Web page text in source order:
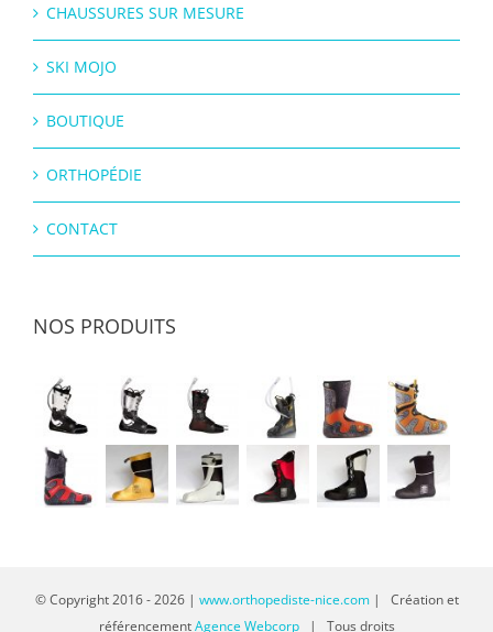
CHAUSSURES SUR MESURE
SKI MOJO
BOUTIQUE
ORTHOPÉDIE
CONTACT
NOS PRODUITS
© Copyright 2016 -2026 | www.orthopediste-nice.com| Création et
référencementAgence Webcorp| Tous droits